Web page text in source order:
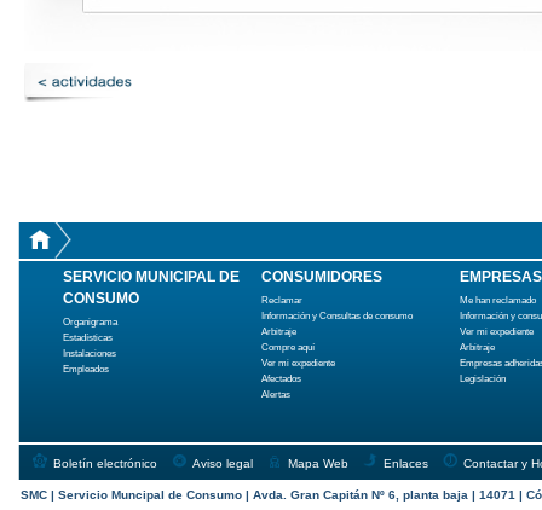
SERVICIO MUNICIPAL DE
CONSUMO
Organigrama
Estadísticas
Instalaciones
Empleados
CONSUMIDORES
Reclamar
Información y Consultas de consumo
Arbitraje
Compre aquí
Ver mi expediente
Afectados
Alertas
EMPRESAS
Me han reclamado
Información y
Ver mi expediente
Arbitraje
Empresas
Legislación
Boletín electrónico Aviso legal Mapa Web Enlaces Contactar y
SMC | Servicio Muncipal de Consumo | Avda. Gran Capitán Nº 6, planta baja | 14071 |